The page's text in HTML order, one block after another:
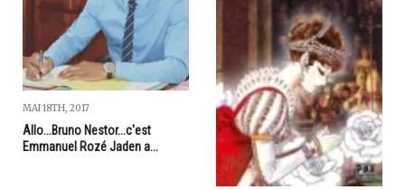
MAI 18TH, 2017
Allo...Bruno Nestor...c'est
Emmanuel Rozé Jaden a...